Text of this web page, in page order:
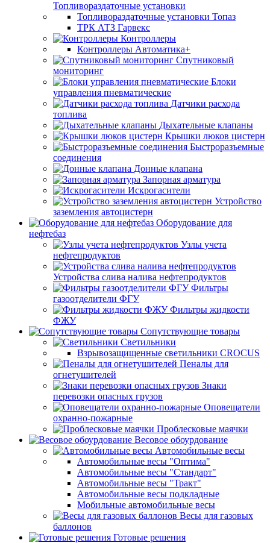
Топливораздаточные установки
Топливораздаточные установки Топаз
ТРК АТЗ Гарвекс
Контроллеры
Контроллеры Автоматика+
Спутниковый
мониторинг
Блоки
управления пневматические
Датчики расхода
топлива
Дыхательные клапаны
Крышки люков цистерн
Быстроразъемные
соединения
Донные клапана
Запорная арматура
Искрогасители
Устройство
заземления автоцистерн
Оборудование для
нефтебаз
Узлы учета
нефтепродуктов
Устройства слива налива нефтепродуктов
Фильтры
газоотделители ФГУ
Фильтры жидкости
ФЖУ
Сопутствующие товары
Светильники
Взрывозащищенные светильники CROCUS
Пеналы для
огнетушителей
Знаки
перевозки опасных грузов
Оповещатели
охранно-пожарные
Проблесковые маячки
Весовое обоурдование
Автомобильные весы
Автомобильные весы "Оптима"
Автомобильные весы "Стандарт"
Автомобильные весы "Тракт"
Автомобильные весы подкладные
Мобильные автомобильные весы
Весы для газовых
баллонов
Готовые решения